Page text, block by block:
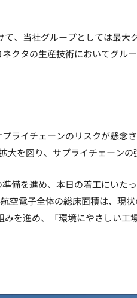
、当社グループとしては最大
クタの生産技術においてグル
ライチェーンのリスクが懸念
を図り、サプライチェーンの
を進め、本日の着工にいたっ
電子全体の総床面積は、現
を進め、「環境にやさしい工